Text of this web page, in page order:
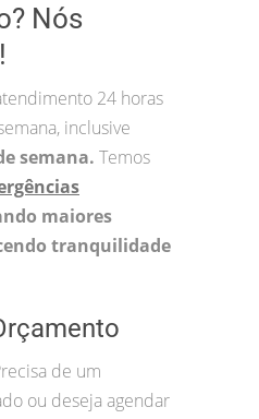
Nós
24 horas
inclusive
semana. Temos
maiores
tranquilidade
de um
ou deseja agendar